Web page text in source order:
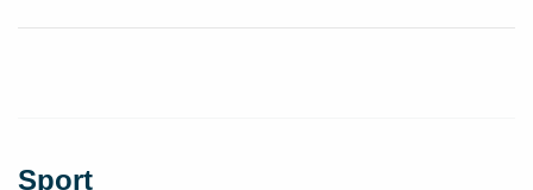
Sport